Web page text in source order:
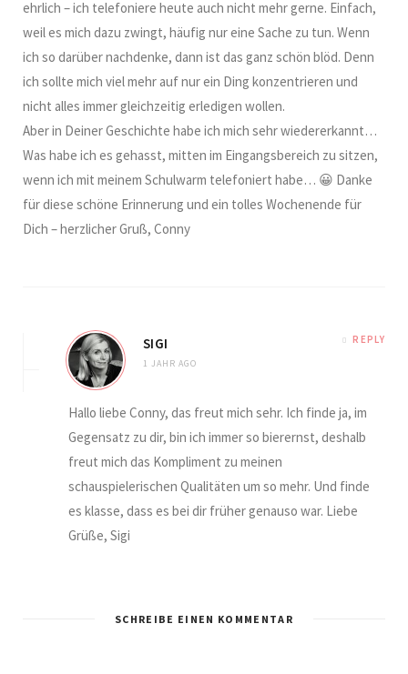
ehrlich – ich telefoniere heute auch nicht mehr gerne. Einfach,
weil es mich dazu zwingt, häufig nur eine Sache zu tun. Wenn
ich so darüber nachdenke, dann ist das ganz schön blöd. Denn
ich sollte mich viel mehr auf nur ein Ding konzentrieren und
nicht alles immer gleichzeitig erledigen wollen.
Aber in Deiner Geschichte habe ich mich sehr wiedererkannt…
Was habe ich es gehasst, mitten im Eingangsbereich zu sitzen,
wenn ich mit meinem Schulwarm telefoniert habe… 😀 Danke
für diese schöne Erinnerung und ein tolles Wochenende für
Dich – herzlicher Gruß, Conny
SIGI
1 JAHR AGO
REPLY
Hallo liebe Conny, das freut mich sehr. Ich finde ja, im
Gegensatz zu dir, bin ich immer so bierernst, deshalb
freut mich das Kompliment zu meinen
schauspielerischen Qualitäten um so mehr. Und finde
es klasse, dass es bei dir früher genauso war. Liebe
Grüße, Sigi
SCHREIBE EINEN KOMMENTAR